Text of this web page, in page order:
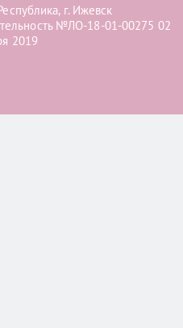
г. Ижевск
№ЛО-18-01-00275 02
2019